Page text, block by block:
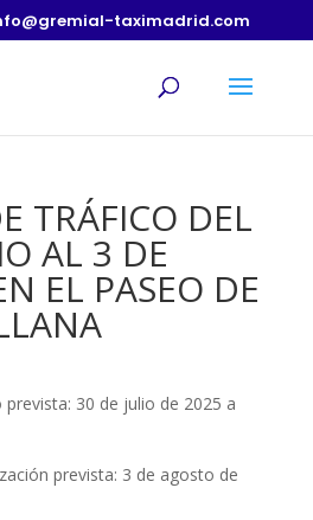
taximadrid.com
TRÁFICO DEL
AL 3 DE
EL PASEO DE
prevista: 30 de julio de 2025 a
prevista: 3 de agosto de